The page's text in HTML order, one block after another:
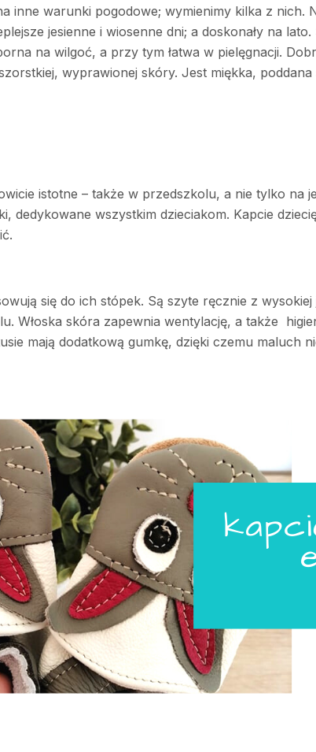
inne warunki pogodowe; wymienimy kilka z nich.
jesienne i wiosenne dni; a doskonały na
na wilgoć, a przy tym łatwa w pielęgnacji.
wyprawionej skóry. Jest miękka,
istotne – także w przedszkolu, a nie tylko
dedykowane wszystkim dzieciakom. Kapcie
się do ich stópek. Są szyte ręcznie z
Włoska skóra zapewnia wentylację, a także
mają dodatkową gumkę, dzięki czemu maluch